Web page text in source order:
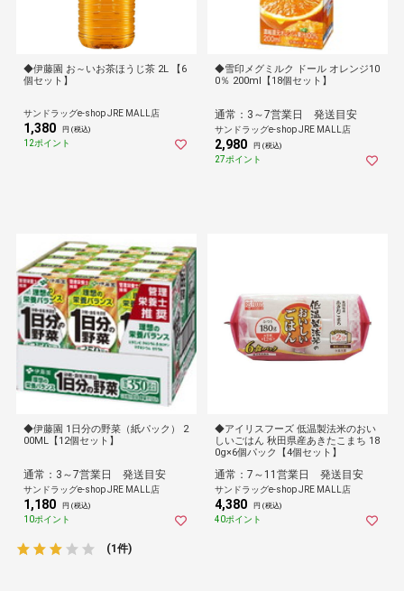
◆伊藤園 お～いお茶ほうじ茶 2L 【6
個セット】
サンドラッグe-shop JRE MALL店
1,380 円 (税込)
12ポイント
◆雪印メグミルク ドール オレンジ10
0％ 200ml【18個セット】
通常：3～7営業日 発送目安
サンドラッグe-shop JRE MALL店
2,980 円 (税込)
27ポイント
◆伊藤園 1日分の野菜（紙パック） 2
00ML【12個セット】
通常：3～7営業日 発送目安
サンドラッグe-shop JRE MALL店
1,180 円 (税込)
10ポイント
(1件)
◆アイリスフーズ 低温製法米のおい
しいごはん 秋田県産あきたこまち 18
0g×6個パック【4個セット】
通常：7～11営業日 発送目安
サンドラッグe-shop JRE MALL店
4,380 円 (税込)
40ポイント